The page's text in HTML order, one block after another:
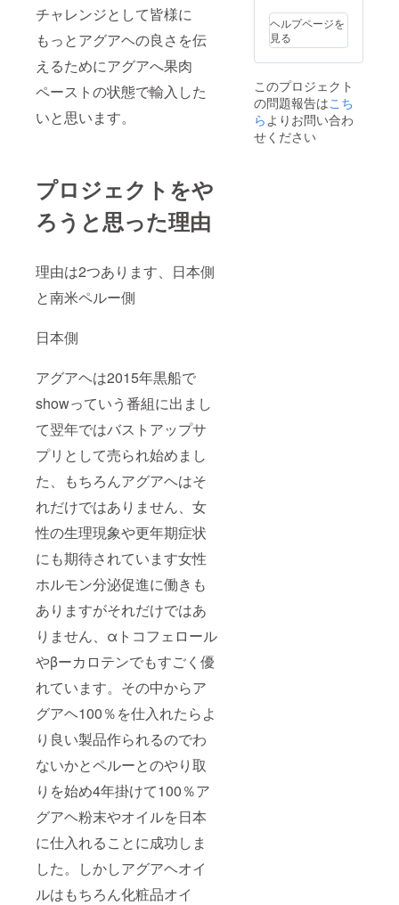
チャレンジとして皆様に
もっとアグアヘの良さを伝
えるためにアグアへ果肉
ペーストの状態で輸入した
いと思います。
プロジェクトをや
ろうと思った理由
理由は2つあります、日本側
と南米ペルー側
日本側
アグアヘは2015年黒船で
showっていう番組に出まし
て翌年ではバストアップサ
プリとして売られ始めまし
た、もちろんアグアヘはそ
れだけではありません、女
性の生理現象や更年期症状
にも期待されています女性
ホルモン分泌促進に働きも
ありますがそれだけではあ
りません、αトコフェロール
やβーカロテンでもすごく優
れています。その中からア
グアヘ100％を仕入れたらよ
り良い製品作られるのでわ
ないかとペルーとのやり取
りを始め4年掛けて100％ア
グアヘ粉末やオイルを日本
に仕入れることに成功しま
した。しかしアグアヘオイ
ルはもちろん化粧品オイ
ヘルプページを
見る
このプロジェクト
の問題報告はこち
らよりお問い合わ
せください